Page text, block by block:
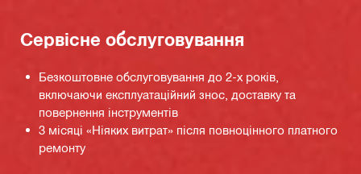
Сервісне обслуговування
Безкоштовне обслуговування до 2-х років,
включаючи експлуатаційний знос, доставку та
повернення інструментів
3 місяці «Ніяких витрат» після повноцінного платного
ремонту